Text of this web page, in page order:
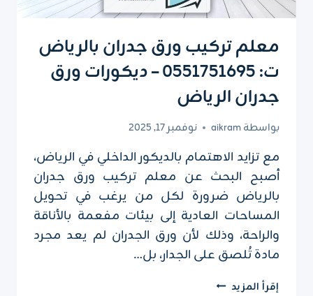
معلم تركيب ورق جدران بالرياض
ت: 0551751695 – ديكورات ورق
جدران الرياض
بواسطةaikram نوفمبر 17, 2025
مع تزايد الاهتمام بالديكور الداخلي في الرياض،
أصبح البحث عن معلم تركيب ورق جدران
بالرياض ضرورة لكل من يرغب في تحويل
المساحات العادية إلى بيئات مفعمة بالأناقة
والراحة، وذلك لأن ورق الجدران لم يعد مجرد
مادة تُلصق على الجدار، بل…
إقرأ المزيد معلم